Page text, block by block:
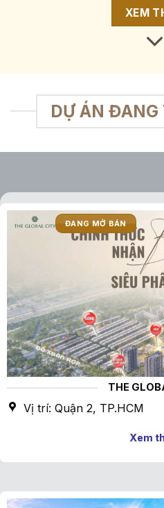
XEM
DỰ ÁN ĐANG
ĐANG MỞ BÁN
THE
Vị trí: Quận 2, TP.HCM
Xem